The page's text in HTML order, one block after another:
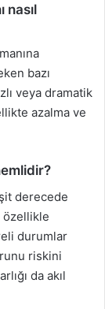
nasıl
bazı
veya dramatik
azalma ve
derecede
özellikle
durumlar
riskini
da akıl